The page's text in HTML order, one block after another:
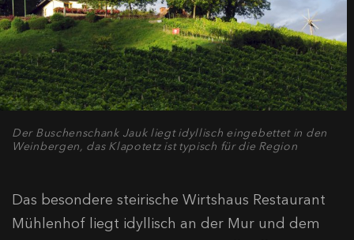
Der Buschenschank Jauk liegt idyllisch eingebettet in den
Weinbergen, das Klapotetz ist typisch für die Region
Das besondere steirische Wirtshaus Restaurant
Mühlenhof liegt idyllisch an der Mur und dem